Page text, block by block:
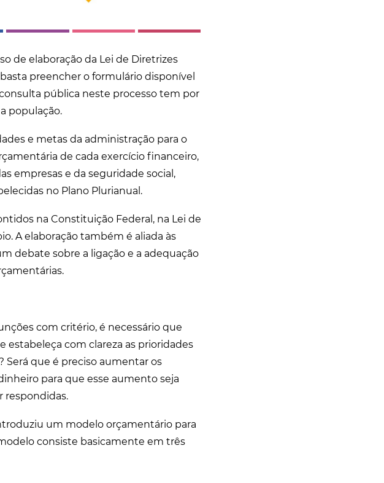
de elaboração da Lei de Diretrizes
preencher o formulário disponível
consulta pública neste processo tem por
população.
e metas da administração para o
de cada exercício financeiro,
empresas e da seguridade social,
no Plano Plurianual.
na Constituição Federal, na Lei de
A elaboração também é aliada às
debate sobre a ligação e a adequação
com critério, é necessário que
com clareza as prioridades
Será que é preciso aumentar os
para que esse aumento seja
respondidas.
um modelo orçamentário para
consiste basicamente em três